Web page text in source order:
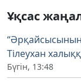
Ұқсас
Тілеухан
Бүгін, 13:48